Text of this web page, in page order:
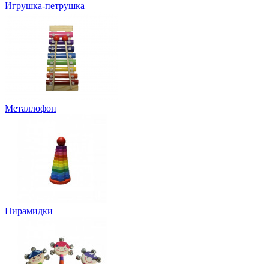
Игрушка-петрушка
Металлофон
Пирамидки